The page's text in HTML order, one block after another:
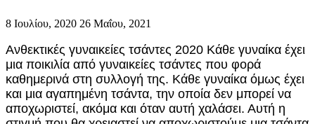
8 Ιουλίου, 2020 26 Μαΐου, 2021
Ανθεκτικές γυναικείες τσάντες 2020 Κάθε γυναίκα έχει
μια ποικιλία από γυναικείες τσάντες που φορά
καθημερινά στη συλλογή της. Κάθε γυναίκα όμως έχει
και μια αγαπημένη τσάντα, την οποία δεν μπορεί να
αποχωριστεί, ακόμα και όταν αυτή χαλάσει. Αυτή η